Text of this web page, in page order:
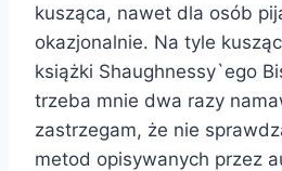
kusząca, nawet dla osób
okazjonalnie. Na tyle
książki Shaughnessy`ego
trzeba mnie dwa razy
zastrzegam, że nie
metod opisywanych przez